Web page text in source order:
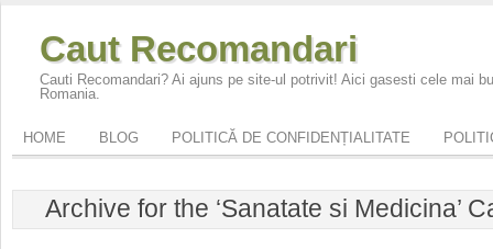
Caut Recomandari
Cauti Recomandari? Ai ajuns pe site-ul potrivit! Aici gasesti cele mai
Romania.
HOME BLOG POLITICĂ DE CONFIDENȚIALITATE
Archive for the ‘Sanatate si Medicina’